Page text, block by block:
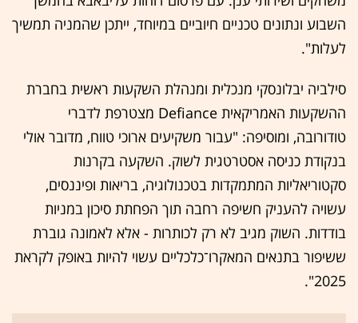
השבוע ונתונים טכניים חיוביים במיוחד, ייתכן שהמניה תמשיך
לעלות".
סילביה יבלונסקי מנכלית ומנהלת השקעות ראשית בחברת
ההשקעות האמריקאית Defiance מצטרפת לדברי
טודורובה, ומוסיפה: "עבור משקיעים ארוכי טווח, מדובר אולי
בנקודת כניסה אסטרטגית לשוק. השקעה בקרנות
סקטוריאליות המתמקדות בטכנולוגיה, בריאות ופיננסים,
עשויה להעניק חשיפה רחבה תוך הפחתת סיכון במניות
בודדות. השוק מגיב לא רק לכותרות - אלא לאמונה גוברת
ששיפור בתנאים המאקרו־כלכליים עשוי להיות באופק לקראת
2025".